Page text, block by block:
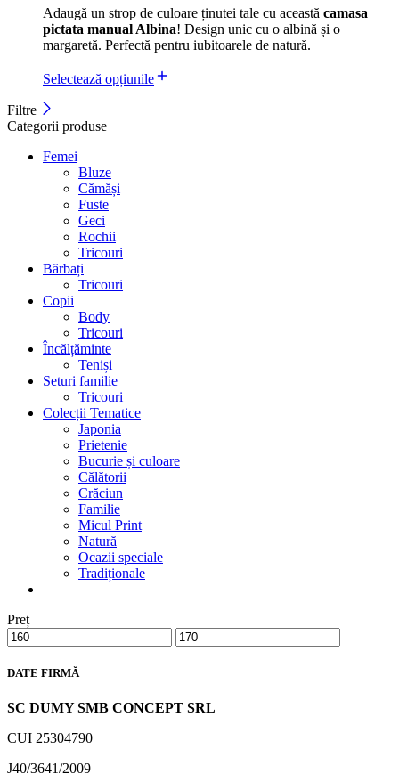
Adaugă un strop de culoare ținutei tale cu această camasa
pictata manual Albina! Design unic cu o albină și o
margaretă. Perfectă pentru iubitoarele de natură.
Selectează opțiunile
Filtre
Categorii produse
Femei
Bluze
Cămăși
Fuste
Geci
Rochii
Tricouri
Bărbați
Tricouri
Copii
Body
Tricouri
Încălțăminte
Teniși
Seturi familie
Tricouri
Colecții Tematice
Japonia
Prietenie
Bucurie și culoare
Călătorii
Crăciun
Familie
Micul Print
Natură
Ocazii speciale
Tradiționale
Preț
DATE FIRMĂ
SC DUMY SMB CONCEPT SRL
CUI 25304790
J40/3641/2009